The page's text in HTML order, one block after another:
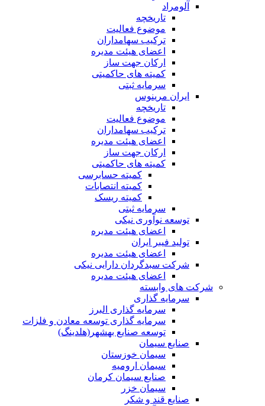
آلومراد
تاریخچه
موضوع فعالیت
ترکیب سهامداران
اعضای هیئت مدیره
ارکان جهت ساز
کمیته های حاکمیتی
سرمایه ثبتی
ایران مرینوس
تاریخچه
موضوع فعالیت
ترکیب سهامداران
اعضای هیئت مدیره
ارکان جهت ساز
کمیته های حاکمیتی
کمیته حسابرسی
کمیته انتصابات
کمیته ریسک
سرمایه ثبتی
توسعه نوآوری نیکی
اعضای هیئت مدیره
تولید فیبر ایران
اعضای هیئت مدیره
شرکت سبدگردان دارایی نیکی
اعضای هیئت مدیره
شرکت های وابسته
سرمایه گذاری
سرمایه گذاری البرز
سرمایه گذاری توسعه معادن و فلزات
توسعه‌ صنایع‌ بهشهر(هلدینگ)
صنایع سیمان
سیمان خوزستان
سیمان ارومیه
صنایع سیمان کرمان
سیمان خزر
صنایع قند و شکر